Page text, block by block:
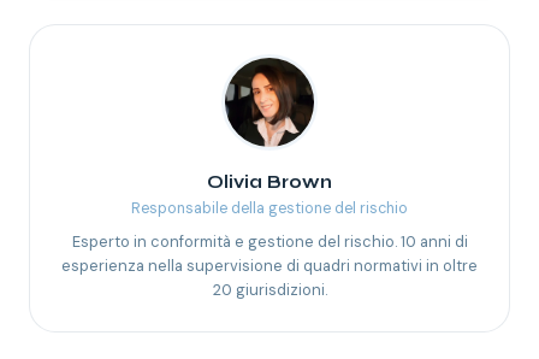
Olivia Brown
Responsabile della gestione del rischio
Esperto in conformità e gestione del rischio. 10 anni di
esperienza nella supervisione di quadri normativi in oltre
20 giurisdizioni.